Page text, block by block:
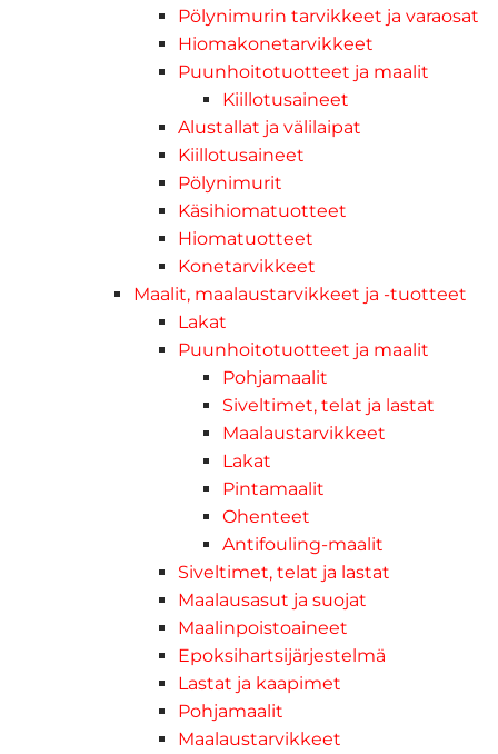
Pölynimurin tarvikkeet ja varaosat
Hiomakonetarvikkeet
Puunhoitotuotteet ja maalit
Kiillotusaineet
Alustallat ja välilaipat
Kiillotusaineet
Pölynimurit
Käsihiomatuotteet
Hiomatuotteet
Konetarvikkeet
Maalit, maalaustarvikkeet ja -tuotteet
Lakat
Puunhoitotuotteet ja maalit
Pohjamaalit
Siveltimet, telat ja lastat
Maalaustarvikkeet
Lakat
Pintamaalit
Ohenteet
Antifouling-maalit
Siveltimet, telat ja lastat
Maalausasut ja suojat
Maalinpoistoaineet
Epoksihartsijärjestelmä
Lastat ja kaapimet
Pohjamaalit
Maalaustarvikkeet